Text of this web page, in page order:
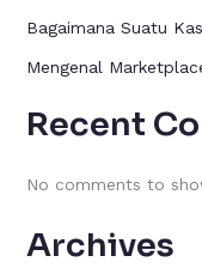
Bagaimana Suatu
Mengenal
Recent
No comments to
Archives